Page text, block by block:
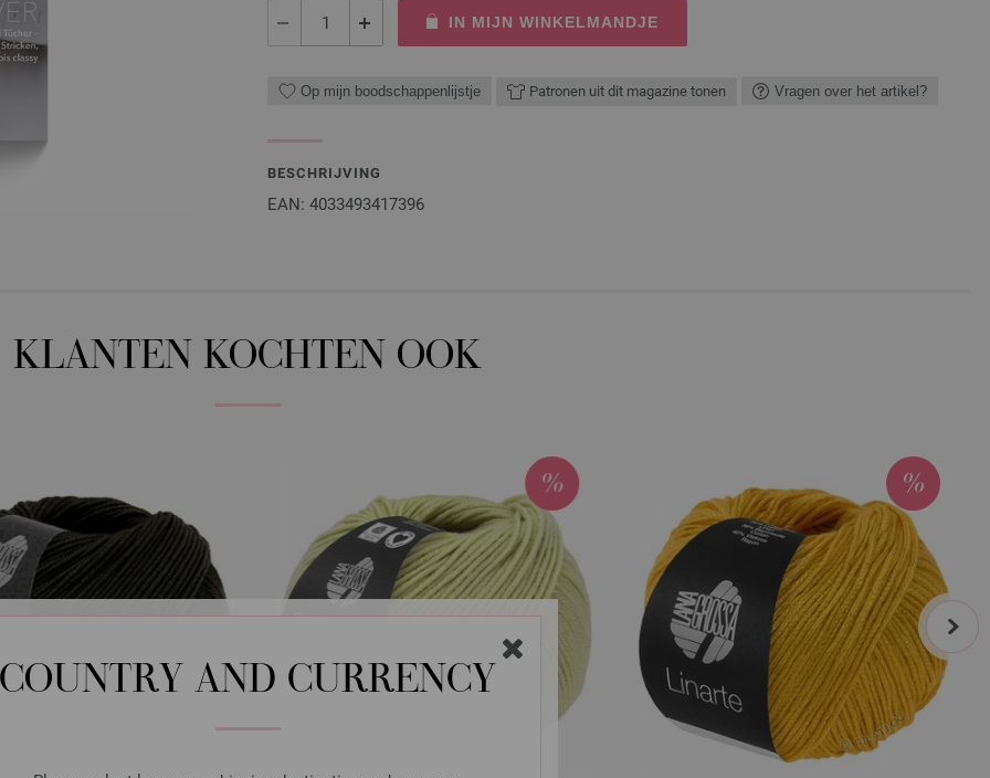
COUNTRY AND CURRENCY
IN MIJN WINKELMANDJE
Op mijn boodschappenlijstje Patronen uit dit magazine tonen Vragen over het artikel?
BESCHRIJVING
EAN: 4033493417396
KLANTEN KOCHTEN OOK
next